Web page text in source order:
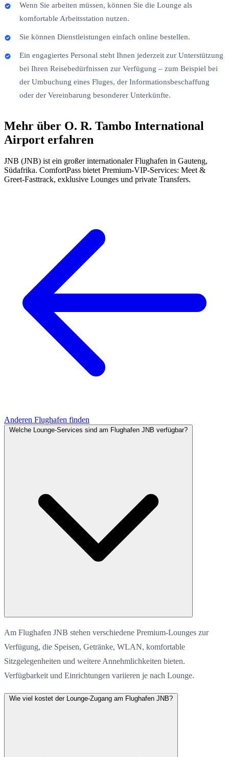
Wenn Sie arbeiten müssen, können Sie die Lounge als
komfortable Arbeitsstation nutzen.
Sie können Dienstleistungen einfach online bestellen.
Ein engagiertes Personal steht Ihnen jederzeit zur Unterstützung
bei Ihren Reisebedürfnissen zur Verfügung – zum Beispiel bei
der Umbuchung eines Fluges, der Informationsbeschaffung
oder der Vereinbarung besonderer Unterkünfte.
Mehr über O. R. Tambo International
Airport erfahren
JNB (JNB) ist ein großer internationaler Flughafen in Gauteng,
Südafrika. ComfortPass bietet Premium-VIP-Services: Meet &
Greet-Fasttrack, exklusive Lounges und private Transfers.
Anderen Flughafen finden
Welche Lounge-Services sind am Flughafen JNB verfügbar?
Am Flughafen JNB stehen verschiedene Premium-Lounges zur
Verfügung, die Speisen, Getränke, WLAN, komfortable
Sitzgelegenheiten und weitere Annehmlichkeiten bieten.
Verfügbarkeit und Einrichtungen variieren je nach Lounge.
Wie viel kostet der Lounge-Zugang am Flughafen JNB?